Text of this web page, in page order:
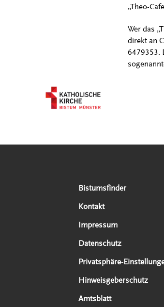
„Theo-
Wer das
direkt an
6479353.
Serviceangebote
Bistumsfinder
Kontakt
Impressum
Datenschutz
Privatsphäre-
Hinweisgeberschutz
Amtsblatt
Social Media Angebote
Externe Links